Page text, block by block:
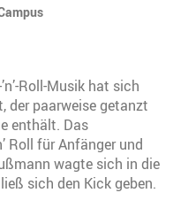
Roll-Musik hat sich
der paarweise getanzt
enthält. Das
Roll für Anfänger und
wagte sich in die
sich den Kick geben.